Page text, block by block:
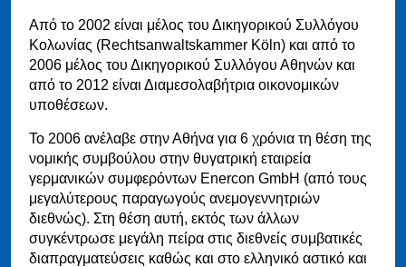
Από το 2002 είναι μέλος του Δικηγορικού Συλλόγου
Κολωνίας (Rechtsanwaltskammer Köln) και από το
2006 μέλος του Δικηγορικού Συλλόγου Αθηνών και
από το 2012 είναι Διαμεσολαβήτρια οικονομικών
υποθέσεων.
Το 2006 ανέλαβε στην Αθήνα για 6 χρόνια τη θέση της
νομικής συμβούλου στην θυγατρική εταιρεία
γερμανικών συμφερόντων Enercon GmbH (από τους
μεγαλύτερους παραγωγούς ανεμογεννητριών
διεθνώς). Στη θέση αυτή, εκτός των άλλων
συγκέντρωσε μεγάλη πείρα στις διεθνείς συμβατικές
διαπραγματεύσεις καθώς και στο ελληνικό αστικό και